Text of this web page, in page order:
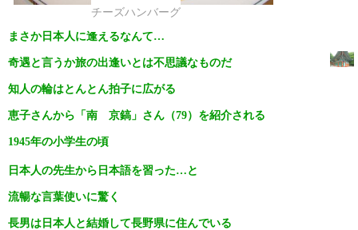
チーズハンバーグ
まさか日本人に逢えるなんて…
奇遇と言うか旅の出逢いとは不思議なものだ
知人の輪はとんとん拍子に広がる
恵子さんから「南 京鎬」さん（79）を紹介される
1945年の小学生の頃
日本人の先生から日本語を習った…と
流暢な言葉使いに驚く
長男は日本人と結婚して長野県に住んでいる